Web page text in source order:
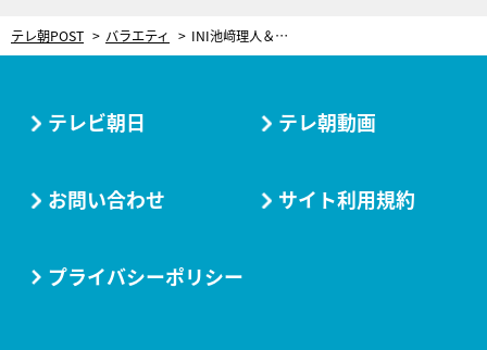
テレ朝POST バラエティ INI池﨑理人＆髙塚大夢、『Qさま!!』3時間SPに初参戦！「正解したときはめちゃうれしい」
テレビ朝日 テレ朝動画
お問い合わせ サイト利用規約
プライバシーポリシー